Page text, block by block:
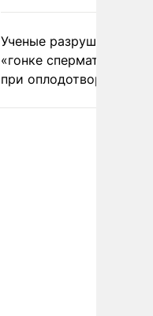
Ученые разрушили миф
«гонке
при оплодотворении